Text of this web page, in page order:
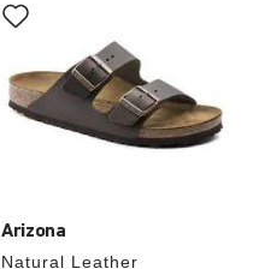
Arizona
Natural Leather
med
swatch-
vil
oppdatere
produktbildet